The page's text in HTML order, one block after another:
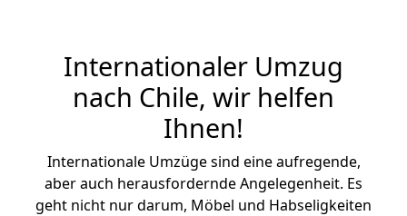
Internationaler Umzug
nach Chile, wir helfen
Ihnen!
Internationale Umzüge sind eine aufregende,
aber auch herausfordernde Angelegenheit. Es
geht nicht nur darum, Möbel und Habseligkeiten